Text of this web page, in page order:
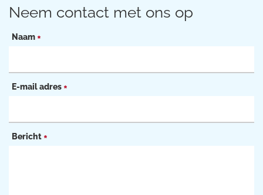
Neem contact met ons op
Naam *
E-mail adres *
Bericht *